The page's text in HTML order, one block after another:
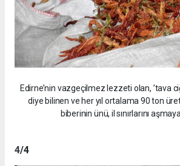
Edirne’nin vazgeçilmez lezzeti olan, ’tava
diye bilinen ve her yıl ortalama 90 ton
biberinin ünü, il sınırlarını
4/4